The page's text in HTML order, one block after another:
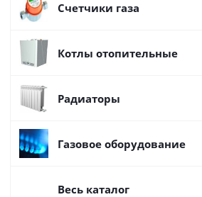
Счетчики газа
Котлы отопительные
Радиаторы
Газовое оборудование
Весь каталог